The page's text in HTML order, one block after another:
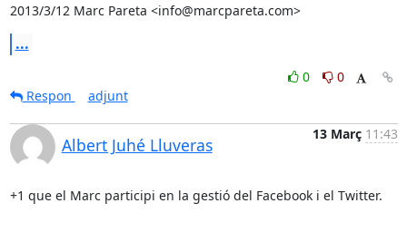
2013/3/12 Marc Pareta <info@marcpareta.com>
...
0
0
Respon
adjunt
Albert Juhé Lluveras
13 Març 11:43
+1 que el Marc participi en la gestió del Facebook i el Twitter.